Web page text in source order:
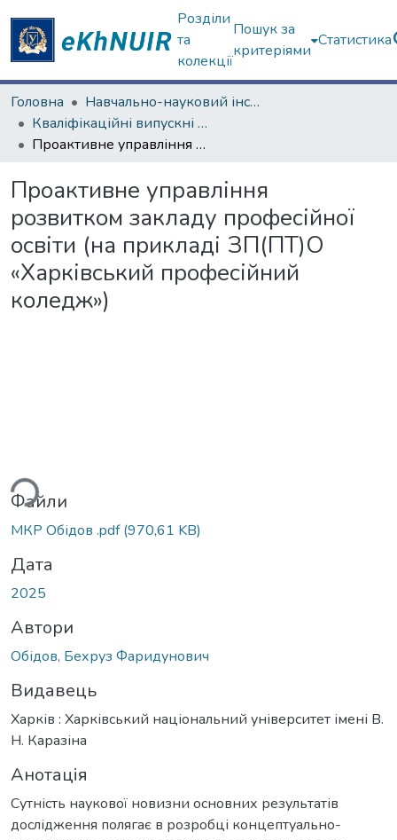
Розділи
та
колекції
Пошук за
критеріями
Статистика
Головна
Навчально-науковий інститут «Українська інженерно-педагогічна академія»
Кваліфікаційні випускні роботи магістрів. Навчально-науковий інститут «Українська інженерно-педагогічна академія»
Проактивне управління розвитком закладу професійної освіти (на прикладі ЗП(ПТ)О «Харківський професійний коледж»)
Проактивне управління
розвитком закладу професійної
освіти (на прикладі ЗП(ПТ)О
«Харківський професійний
коледж»)
Файли
МКР Обідов .pdf(970,61 KB)
Дата
2025
Автори
Обідов, Бехруз Фаридунович
Видавець
Харків : Харківський національний університет імені В.
Н. Каразіна
Анотація
Сутність наукової новизни основних результатів
дослідження полягає в розробці концептуально-